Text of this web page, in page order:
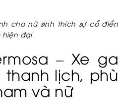
cho nữ sinh thích sự cổ điển
hiện đại
– Xe ga
thanh lịch, phù
và nữ